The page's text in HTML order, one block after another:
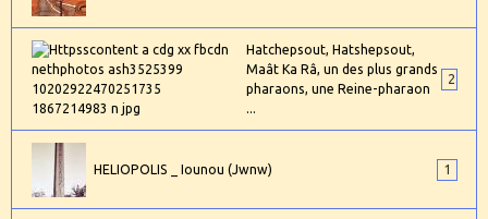
Hatchepsout, Hatshepsout,
Maât Ka Râ, un des plus grands
pharaons, une Reine-pharaon
...
HELIOPOLIS _ Iounou (Jwnw) 1